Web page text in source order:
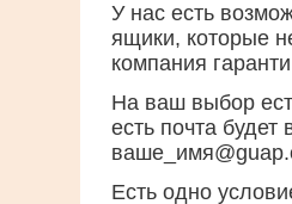
У нас есть
ящики, которые
компания
На ваш выбор
есть почта
Есть одно